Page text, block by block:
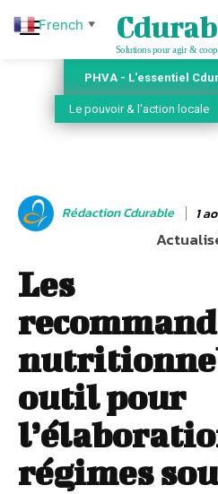
Solutions pour agir &
PHVA - L'essentiel
Le pouvoir & l'action locale
Rédaction Cdurable 1
Les
outil pour
régimes
French ▼